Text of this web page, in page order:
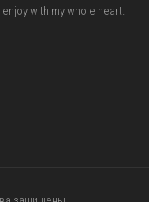
with my whole heart.